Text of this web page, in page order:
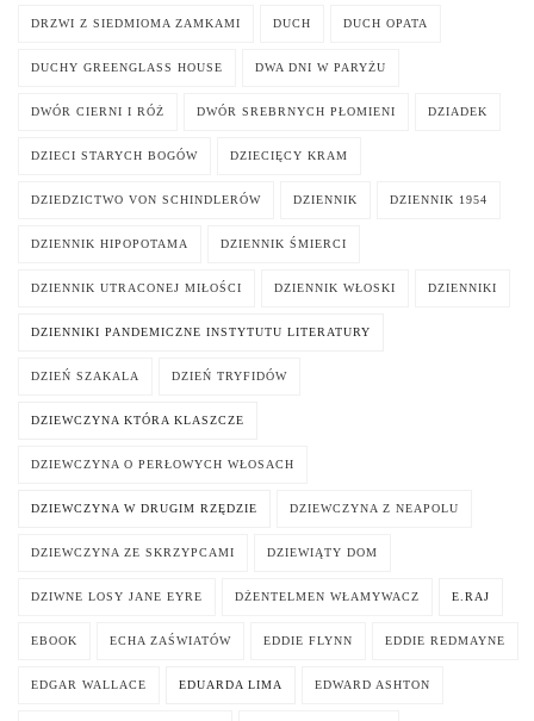
DRZWI Z SIEDMIOMA ZAMKAMI DUCH DUCH OPATA
DUCHY GREENGLASS HOUSE DWA DNI W PARYŻU
DWÓR CIERNI I RÓŻ DWÓR SREBRNYCH PŁOMIENI DZIADEK
DZIECI STARYCH BOGÓW DZIECIĘCY KRAM
DZIEDZICTWO VON SCHINDLERÓW DZIENNIK DZIENNIK 1954
DZIENNIK HIPOPOTAMA DZIENNIK ŚMIERCI
DZIENNIK UTRACONEJ MIŁOŚCI DZIENNIK WŁOSKI DZIENNIKI
DZIENNIKI PANDEMICZNE INSTYTUTU LITERATURY
DZIEŃ SZAKALA DZIEŃ TRYFIDÓW
DZIEWCZYNA KTÓRA KLASZCZE
DZIEWCZYNA O PERŁOWYCH WŁOSACH
DZIEWCZYNA W DRUGIM RZĘDZIE DZIEWCZYNA Z NEAPOLU
DZIEWCZYNA ZE SKRZYPCAMI DZIEWIĄTY DOM
DZIWNE LOSY JANE EYRE DŻENTELMEN WŁAMYWACZ E.RAJ
EBOOK ECHA ZAŚWIATÓW EDDIE FLYNN EDDIE REDMAYNE
EDGAR WALLACE EDUARDA LIMA EDWARD ASHTON